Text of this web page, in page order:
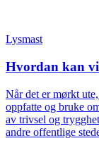
Lysmast
Hvordan kan vi
Når det er mørkt
oppfatte og bruke
av trivsel og
andre offentlige